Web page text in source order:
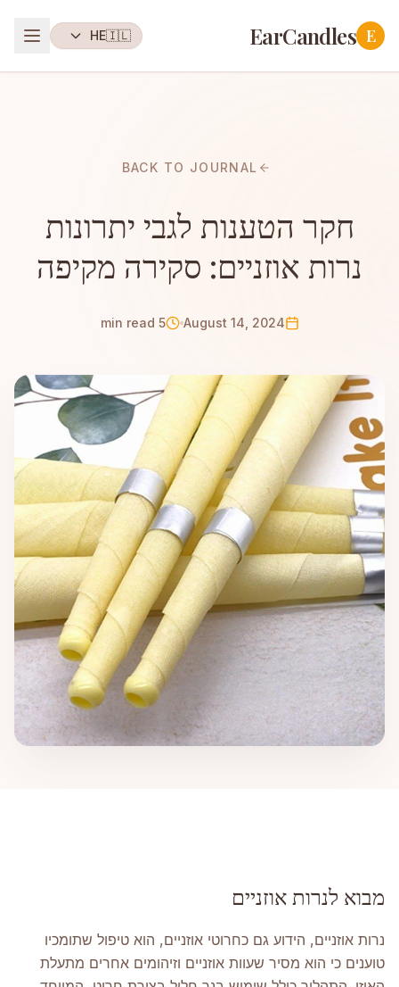
E
EarCandles
🇮🇱
HE
BACK TO JOURNAL
חקר הטענות לגבי יתרונות
נרות אוזניים: סקירה מקיפה
August 14, 2024
5 min read
מבוא לנרות אוזניים
נרות אוזניים, הידוע גם כחרוטי אוזניים, הוא טיפול שתומכיו
טוענים כי הוא מסיר שעוות אוזניים וזיהומים אחרים מתעלת